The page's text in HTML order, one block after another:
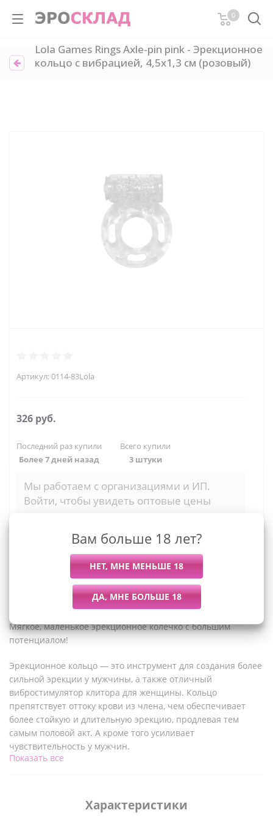
0
Lola Games Rings Axle-pin pink - Эрекционное
кольцо с вибрацией, 4,5х1,3 см (розовый)
Артикул:0114-83Lola
326 руб.
Последний раз купили
Более 7 дней назад
Всего купили
3 штуки
Мы работаем с организациями и ИП.
Войти, чтобы увидеть оптовые цены
Описание
Мягкое, маленькое эрекционное колечко с большим
потенциалом!
Эрекционное кольцо — это инструмент для создания более
сильной эрекции у мужчины, а также отличный
вибростимулятор клитора для женщины. Кольцо
препятствует оттоку крови из члена, чем обеспечивает
более стойкую и длительную эрекцию, продлевая тем
самым половой акт. А кроме того усиливает
чувствительность у мужчин.
маленькими мягкими пупырышками для дополнительной
стимуляции даже без вибрации.
Показать все
Характеристики
Вам больше 18 лет?